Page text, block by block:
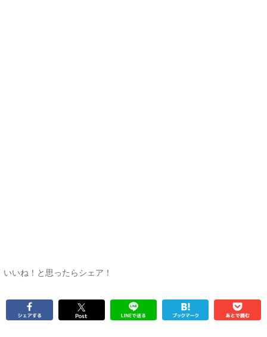
いいね！と思ったらシェア！